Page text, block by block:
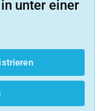
unter einer